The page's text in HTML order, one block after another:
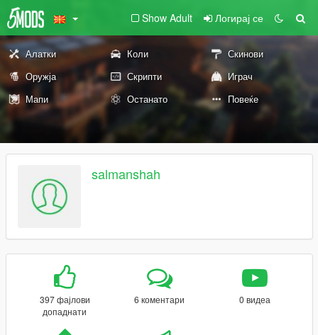
Show Adult Логирај се
Алатки Коли
Скинови
Оружја
Скрипти
Играч
Мапи
Останато Повеќе
salmanshah
397 фајлови
допаднати
6 коментари 0 видеа